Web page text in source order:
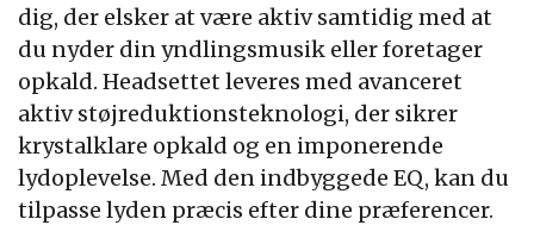
dig, der elsker at være aktiv samtidig med at
du nyder din yndlingsmusik eller foretager
opkald. Headsettet leveres med avanceret
aktiv støjreduktionsteknologi, der sikrer
krystalklare opkald og en imponerende
lydoplevelse. Med den indbyggede EQ, kan du
tilpasse lyden præcis efter dine præferencer.